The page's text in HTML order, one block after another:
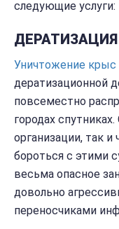
следующие услуги:
Уничтожение крыс
дератизационной
повсеместно
городах
организации, так
бороться с этими
весьма опасное
довольно
переносчиками